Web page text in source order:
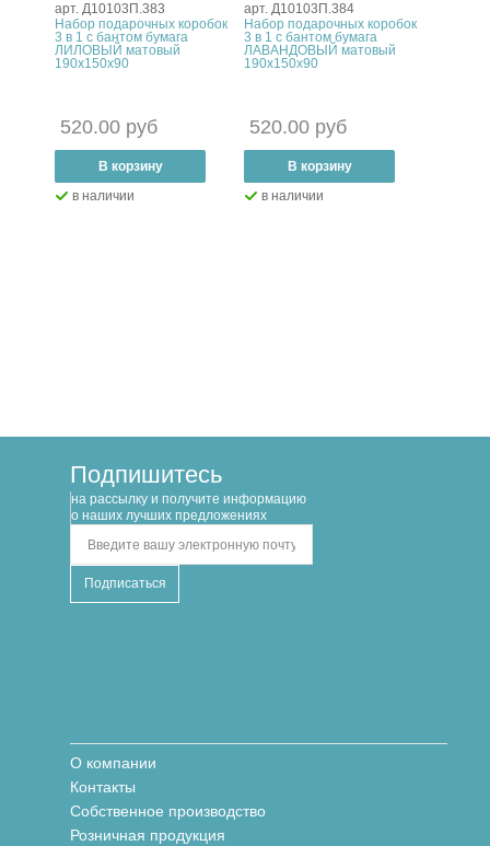
арт. Д10103П.383
Набор подарочных коробок
3 в 1 с бантом бумага
ЛИЛОВЫЙ матовый
190х150х90
520.00 руб
+
В корзину
в наличии
арт. Д10103П.384
Набор подарочных коробок
3 в 1 с бантом бумага
ЛАВАНДОВЫЙ матовый
190х150х90
520.00 руб
+
В корзину
в наличии
Подпишитесь
на рассылку и получите информацию
о наших лучших предложениях
О компании
Контакты
Собственное производство
Розничная продукция